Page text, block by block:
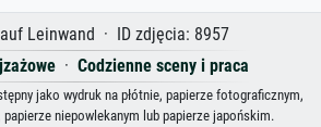
Leinwand · ID zdjęcia: 8957
· Codzienne sceny i praca
jako wydruk na płótnie, papierze fotograficznym,
niepowlekanym lub papierze japońskim.